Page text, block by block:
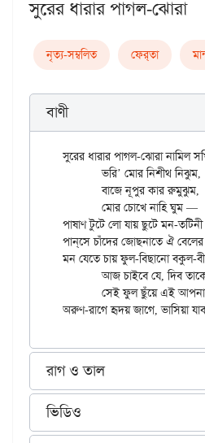
সুরের ধারার পাগল-ঝোরা
নৃত্য-সম্বলিত ফের্‌তা
বাণী
সুরের ধারার পাগল-ঝোরা নামিল
	ভরি’ মোর নিশীথ নিঝুম,
	বাজে নূপুর কার রুমুঝুম,
পাষাণ টুটে লো যায় ছুটে মন-
পান্‌সে চাঁদের জোছনাতে ঐ বেলের কুঁড়ি মুঞ্জরে,
মন যেতে চায় ফুল-বিছানো বকুল-
	আজ চাইবে যে, দিব তাকে
রাগ ও তাল
ভিডিও